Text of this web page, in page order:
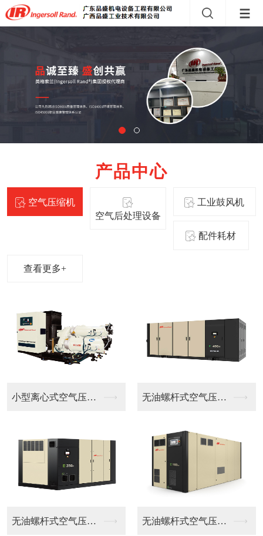
产品中心
空气压缩机
空气后处理设备
工业鼓风机
配件耗材
查看更多+
无油螺杆式空气压缩机...
无油螺杆式空气压缩机...
NL 模块凝聚式过滤... IRDR系列压缩热
HL系列无热除湿干燥...